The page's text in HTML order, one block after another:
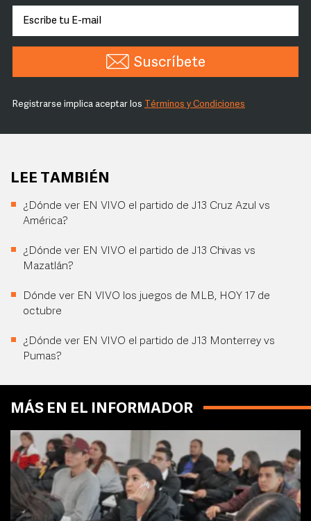
Suscríbete
Registrarse implica aceptar los Términos y Condiciones
LEE TAMBIÉN
¿Dónde ver EN VIVO el partido de J13 Cruz Azul vs
América?
¿Dónde ver EN VIVO el partido de J13 Chivas vs
Mazatlán?
Dónde ver EN VIVO los juegos de MLB, HOY 17 de
octubre
¿Dónde ver EN VIVO el partido de J13 Monterrey vs
Pumas?
MÁS EN EL INFORMADOR